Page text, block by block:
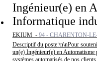
Ingénieur(e) en
Informatique
EKIUM - 94 - CHARENTON-
Descriptif du poste:\n\nPour
un(e) Ingénieur(e) en
systèmes automatisés de nos